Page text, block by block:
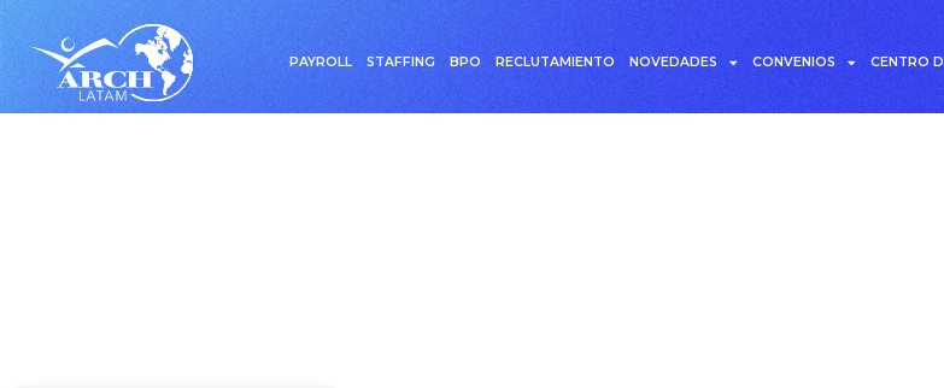
PAYROLL STAFFING BPO RECLUTAMIENTO NOVEDADES CONVENIOS CENTRO